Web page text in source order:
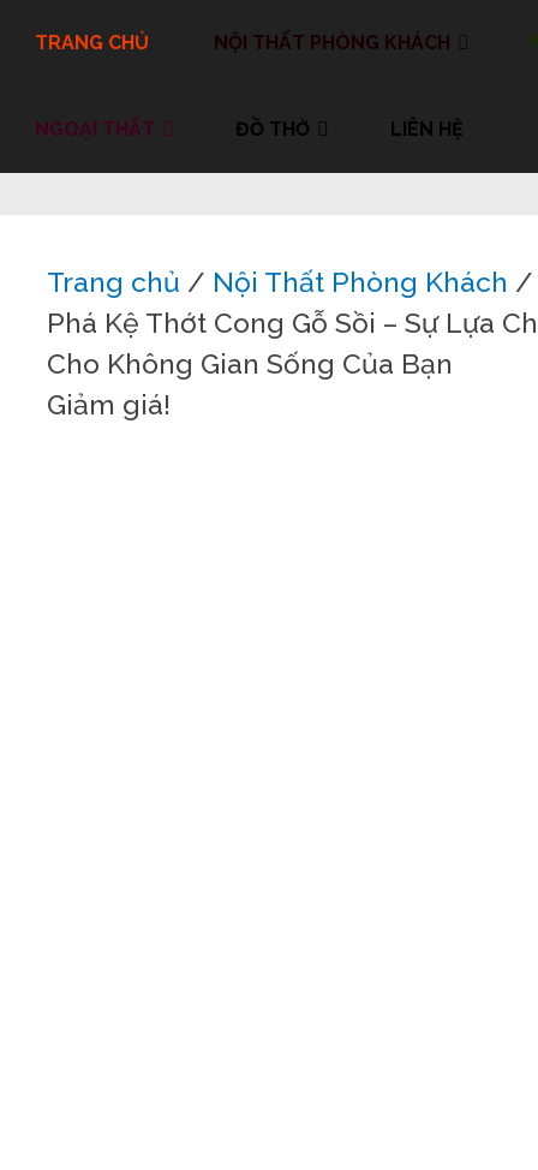
TRANG CHỦ NỘI THẤT PHÒNG KHÁCH
NGOẠI THẤT ĐỒ THỜ LIÊN HỆ
Trang chủ / Nội Thất Phòng Khách
Phá Kệ Thớt Cong Gỗ Sồi – Sự Lựa
Cho Không Gian Sống Của Bạn
Giảm giá!